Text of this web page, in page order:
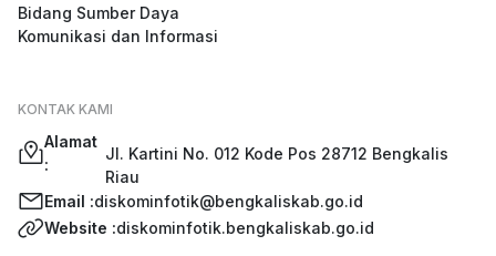
Bidang Sumber Daya
Komunikasi dan Informasi
KONTAK KAMI
Alamat
:
Jl. Kartini No. 012 Kode Pos 28712 Bengkalis
Riau
Email :diskominfotik@bengkaliskab.go.id
Website :diskominfotik.bengkaliskab.go.id